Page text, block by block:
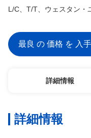
L/C、T/T、ウェスタン・
最良 の 価格 を 入手
詳細情報
詳細情報